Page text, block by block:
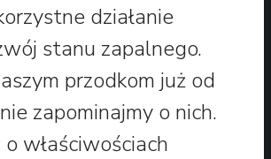
działanie
stanu zapalnego.
przodkom już od
zapominajmy o nich.
właściwościach